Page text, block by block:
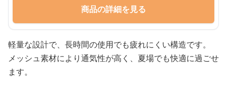
商品の詳細を見る
軽量な設計で、長時間の使用でも疲れにくい構造です。
メッシュ素材により通気性が高く、夏場でも快適に過ごせ
ます。